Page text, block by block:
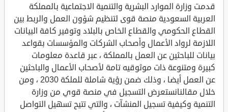
قدمت وزارة الموارد البشرية والتنمية الاجتماعية بالمملكة
العربية السعودية منصة قوى لتنظيم شؤون العمل والربط بين
القطاع الحكومي والقطاع الخاص بالبلاد وتوفير كافة البيانات
اللازمة لرواد الأعمال وأصحاب الشركات والمؤسسات بقواعد
بيانات للباحثين عن العمل بالمملكة ، عبر قاعدة معلومات
كبيرة ومتنوعة ذات موثوقيه تامة لأصحاب الأعمال والباحثين
عن العمل أيضا ، وذلك ضمن رؤية شاملة للملكة 2030 ، ومن
خلال مقالنانستعرض التسجيل في منصة قوي من وزارة
التنمية وكيفية تسجيل المنشآت ، والتي تتيح تسهيل التواصل